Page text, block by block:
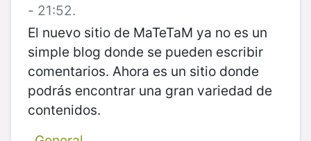
- 21:52.
El nuevo sitio de MaTeTaM ya no es un
simple blog donde se pueden escribir
comentarios. Ahora es un sitio donde
podrás encontrar una gran variedad de
contenidos.